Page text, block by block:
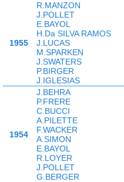
1955
R.MANZON
J.POLLET
E.BAYOL
H.Da SILVA RAMOS
J.LUCAS
M.SPARKEN
J.SWATERS
P.BIRGER
J.IGLESIAS
1954
J.BEHRA
P.FRERE
C.BUCCI
A.PILETTE
F.WACKER
A.SIMON
E.BAYOL
R.LOYER
J.POLLET
G.BERGER